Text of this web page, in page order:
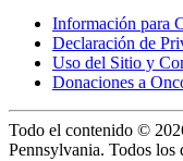
Información para
Declaración de
Uso del Sitio y
Donaciones a
Todo el contenido ©
Pennsylvania. Todos los